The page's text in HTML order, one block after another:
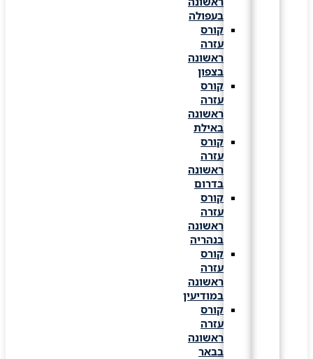
בעפולה
קורס
עזרה
ראשונה
בצפון
קורס
עזרה
ראשונה
באילת
קורס
עזרה
ראשונה
בדרום
קורס
עזרה
ראשונה
בנהריה
קורס
עזרה
ראשונה
במודיעין
קורס
עזרה
ראשונה
בבאר